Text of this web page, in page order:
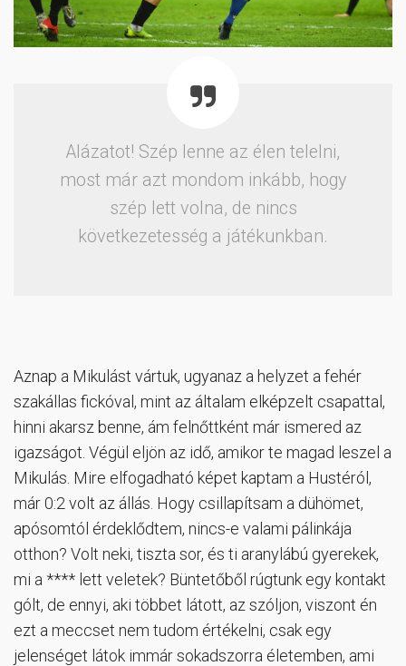
Alázatot! Szép lenne az élen telelni,
most már azt mondom inkább, hogy
szép lett volna, de nincs
következetesség a játékunkban.
Aznap a Mikulást vártuk, ugyanaz a helyzet a fehér
szakállas fickóval, mint az általam elképzelt csapattal,
hinni akarsz benne, ám felnőttként már ismered az
igazságot. Végül eljön az idő, amikor te magad leszel a
Mikulás. Mire elfogadható képet kaptam a Hustéról,
már 0:2 volt az állás. Hogy csillapítsam a dühömet,
apósomtól érdeklődtem, nincs-e valami pálinkája
otthon? Volt neki, tiszta sor, és ti aranylábú gyerekek,
mi a **** lett veletek? Büntetőből rúgtunk egy kontakt
gólt, de ennyi, aki többet látott, az szóljon, viszont én
ezt a meccset nem tudom értékelni, csak egy
jelenséget látok immár sokadszorra életemben, ami